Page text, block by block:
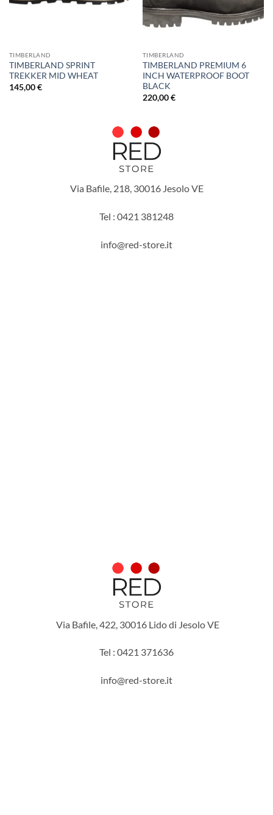
TIMBERLAND
TIMBERLAND SPRINT
TREKKER MID WHEAT
145,00€
TIMBERLAND
TIMBERLAND PREMIUM 6
INCH WATERPROOF BOOT
BLACK
220,00€
Via Bafile, 218, 30016 Jesolo VE
Tel : 0421 381248
info@red-store.it
Via Bafile, 422, 30016 Lido di Jesolo VE
Tel : 0421 371636
info@red-store.it